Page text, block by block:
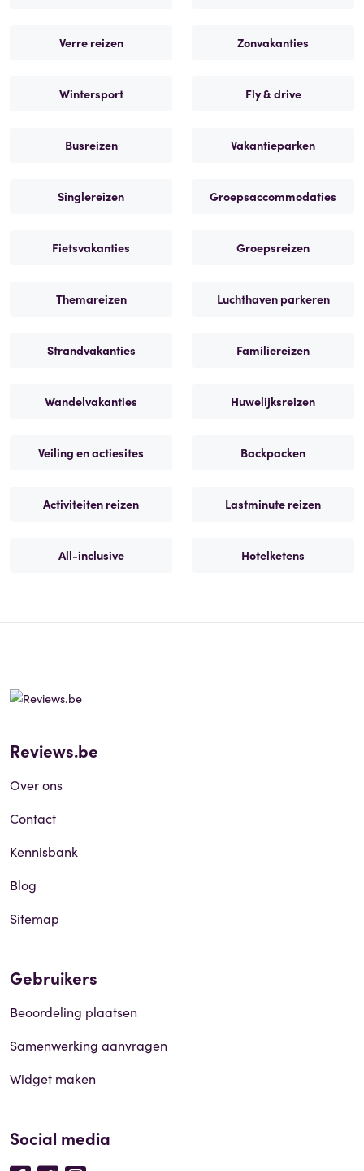
Verre reizen Zonvakanties
Wintersport Fly & drive
Busreizen Vakantieparken
Singlereizen Groepsaccommodaties
Fietsvakanties Groepsreizen
Themareizen Luchthaven parkeren
Strandvakanties Familiereizen
Wandelvakanties Huwelijksreizen
Veiling en actiesites Backpacken
Activiteiten reizen Lastminute reizen
All-inclusive Hotelketens
Reviews.be
Over ons
Contact
Kennisbank
Blog
Sitemap
Gebruikers
Beoordeling plaatsen
Samenwerking aanvragen
Widget maken
Social media